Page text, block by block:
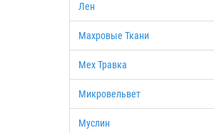
Лен
Махровые Ткани
Мех Травка
Микровельвет
Муслин